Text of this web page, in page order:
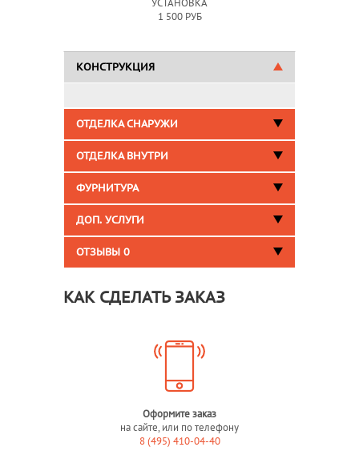
УСТАНОВКА
1 500 РУБ
КОНСТРУКЦИЯ
ОТДЕЛКА СНАРУЖИ
ОТДЕЛКА ВНУТРИ
ФУРНИТУРА
ДОП. УСЛУГИ
ОТЗЫВЫ 0
КАК СДЕЛАТЬ ЗАКАЗ
Оформите заказ
на сайте, или по телефону
8 (495) 410-04-40